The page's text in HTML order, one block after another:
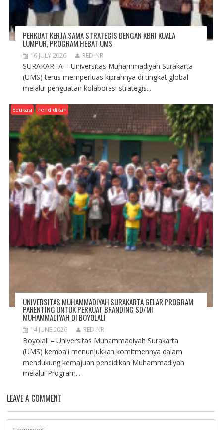
PERKUAT KERJA SAMA STRATEGIS DENGAN KBRI KUALA
LUMPUR, PROGRAM HEBAT UMS
16 JULY 2026 RED-NR
SURAKARTA – Universitas Muhammadiyah Surakarta
(UMS) terus memperluas kiprahnya di tingkat global
melalui penguatan kolaborasi strategis...
Edukasi Pendidikan
UNIVERSITAS MUHAMMADIYAH SURAKARTA GELAR PROGRAM
PARENTING UNTUK PERKUAT BRANDING SD/MI
MUHAMMADIYAH DI BOYOLALI
14 JUNE 2026 RED-NR
Boyolali – Universitas Muhammadiyah Surakarta
(UMS) kembali menunjukkan komitmennya dalam
mendukung kemajuan pendidikan Muhammadiyah
melalui Program...
LEAVE A COMMENT